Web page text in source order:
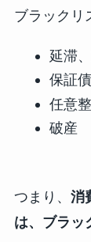
ブラックリ
延滞
保証
任意
破産
つまり、 消
は、ブラッ